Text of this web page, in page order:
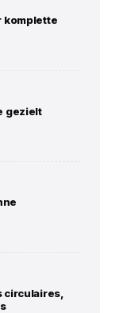
komplette
gezielt